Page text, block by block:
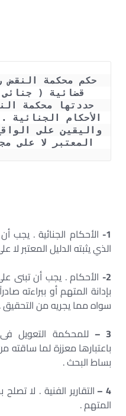
المعتبر لا على
1- الأحكام الجنائية . يجب
الذي يثبته الدليل المعتبر
2- الأحكام . يجب أن تبنى
بإدانة المتهم أو ببراءته
سواه مما يجريه من التحقيق .
3 –
للمحكمة التعويل
باعتبارها معززة لما
بساط البحث .
4 –
التقارير الفنية . لا
المتهم .